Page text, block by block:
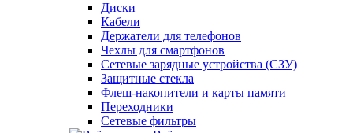
Диски
Кабели
Держатели для телефонов
Чехлы для смартфонов
Сетевые зарядные устройства (СЗУ)
Защитные стекла
Флеш-накопители и карты памяти
Переходники
Сетевые фильтры